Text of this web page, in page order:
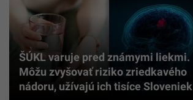
ŠÚKL varuje pred známymi liekmi.
Môžu zvyšovať riziko zriedkavého
nádoru, užívajú ich tisíce Sloveniek